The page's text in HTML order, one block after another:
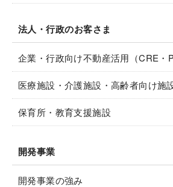
法人・行政のお客さま
企業・行政向け不動産活用（CRE・
医療施設・介護施設・高齢者向け施
保育所・教育支援施設
開発事業
開発事業の強み